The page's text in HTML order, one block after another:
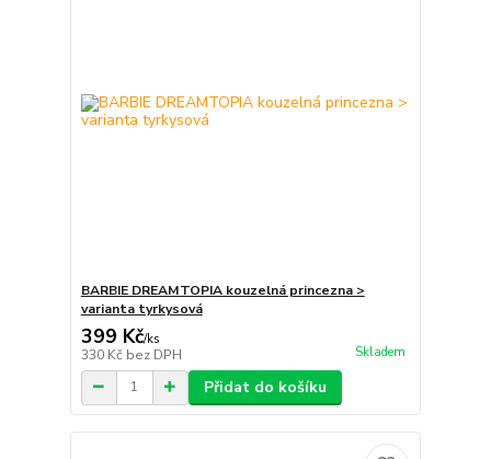
BARBIE DREAMTOPIA kouzelná princezna >
varianta tyrkysová
399 Kč/ks
330 Kč bez DPH Skladem
Přidat do košíku